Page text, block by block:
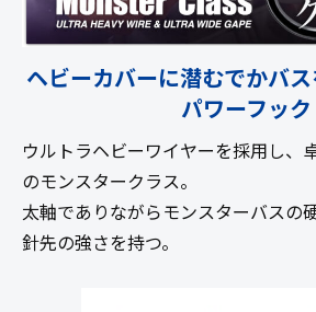
ヘビーカバーに潜むでかバ
パワーフック
ウルトラヘビーワイヤーを採用し、
のモンスタークラス。
太軸でありながらモンスターバスの
針先の強さを持つ。